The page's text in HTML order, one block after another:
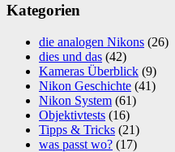
Kategorien
die analogen Nikons (26)
dies und das (42)
Kameras Überblick (9)
Nikon Geschichte (41)
Nikon System (61)
Objektivtests (16)
Tipps & Tricks (21)
was passt wo? (17)